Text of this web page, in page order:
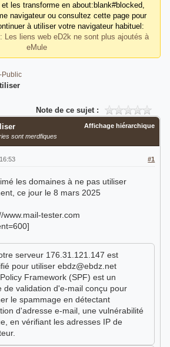
les transforme en about:blank#blocked,
navigateur ou consultez cette page pour
à utiliser votre navigateur habituel:
Les liens web eD2k ne sont plus ajoutés à
eMule
Public
Note de ce sujet :
Affichage hiérarchique
sont merdfiques
#1
les domaines à ne pas utiliser
ce jour le 8 mars 2025
www.mail-tester.com
serveur 176.31.121.147 est
pour utiliser ebdz@ebdz.net
Framework (SPF) est un
de validation d'e-mail conçu pour
le spammage en détectant
d'adresse e-mail, une vulnérabilité
en vérifiant les adresses IP de